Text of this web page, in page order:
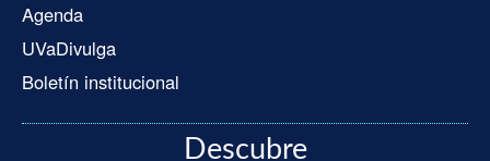
Agenda
UVaDivulga
Boletín institucional
Descubre